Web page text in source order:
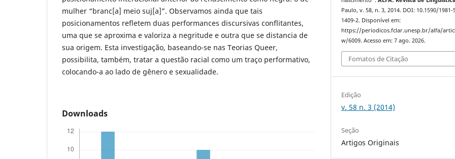
mulher “branc[a] meio suj[a]”. Observamos ainda que tais
posicionamentos refletem duas performances discursivas conflitantes,
uma que se aproxima e valoriza a negritude e outra que se distancia de
sua origem. Esta investigação, baseando-se nas Teorias Queer,
possibilita, também, tratar a questão racial como um traço performativo,
colocando-a ao lado de gênero e sexualidade.
Downloads
Paulo, v. 58, n. 3, 2014. DOI: 10.1590/1981-
1409-2. Disponível em:
https://periodicos.fclar.unesp.br/alfa/
w/6009. Acesso em: 7 ago. 2026.
Fomatos de Citação
Edição
v. 58 n. 3 (2014)
Seção
Artigos Originais